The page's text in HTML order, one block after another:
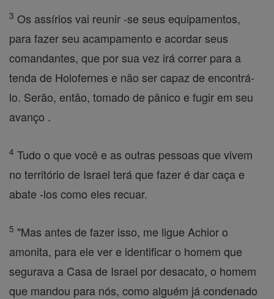
3 Os assírios vai reunir -se seus equipamentos,
para fazer seu acampamento e acordar seus
comandantes, que por sua vez irá correr para a
tenda de Holofernes e não ser capaz de encontrá-
lo. Serão, então, tomado de pânico e fugir em seu
avanço .
4 Tudo o que você e as outras pessoas que vivem
no território de Israel terá que fazer é dar caça e
abate -los como eles recuar.
5 "Mas antes de fazer isso, me ligue Achior o
amonita, para ele ver e identificar o homem que
segurava a Casa de Israel por desacato, o homem
que mandou para nós, como alguém já condenado